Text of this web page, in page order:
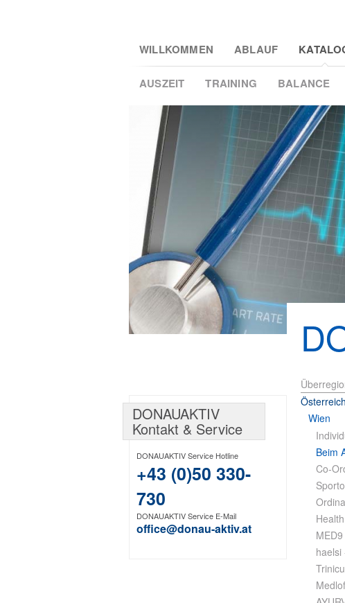
WILLKOMMEN ABLAUF
AUSZEIT TRAINING BALANCE
2
Österreich
Wien
Beim
DONAUAKTIV
Kontakt & Service
DONAUAKTIV Service Hotline
+43 (0)50 330-
730
DONAUAKTIV Service E-Mail
office@donau-aktiv.at